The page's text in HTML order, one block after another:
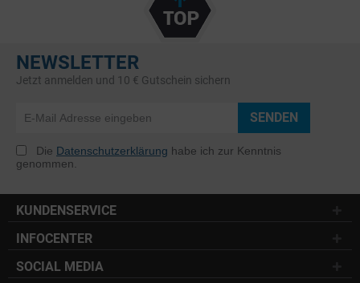
NEWSLETTER
Jetzt anmelden und 10 € Gutschein sichern
SENDEN
Die Datenschutzerklärung habe ich zur Kenntnis
genommen.
KUNDENSERVICE
INFOCENTER
SOCIAL MEDIA